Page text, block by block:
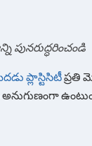
పునరుద్ధరించండి
ప్లాస్టిసిటీప్రతి